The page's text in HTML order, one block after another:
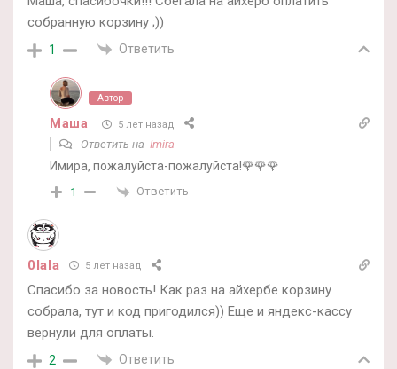
собранную корзину ;))
1 Ответить
Автор
Маша 5 лет назад
Ответить на Imira
Имира, пожалуйста-пожалуйста!🌹🌹🌹
1 Ответить
0lala 5 лет назад
Спасибо за новость! Как раз на айхербе корзину
собрала, тут и код пригодился)) Еще и яндекс-кассу
вернули для оплаты.
2 Ответить